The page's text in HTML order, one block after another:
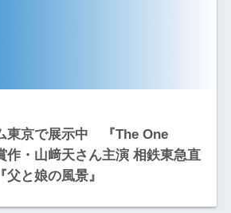
東京で展示中 『The One
作・山﨑天さん主演 相鉄東急直
と娘の風景』